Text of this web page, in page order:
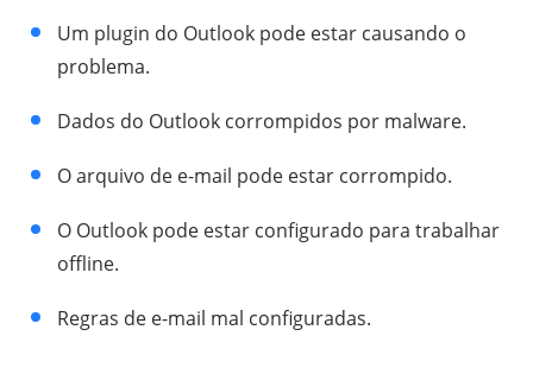
Um plugin do Outlook pode estar causando o
problema.
Dados do Outlook corrompidos por malware.
O arquivo de e-mail pode estar corrompido.
O Outlook pode estar configurado para trabalhar
offline.
Regras de e-mail mal configuradas.